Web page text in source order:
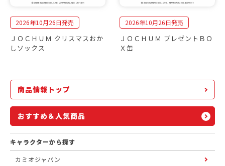
2026年10月26日発売
ＪＯＣＨＵＭ クリスマスおか
しソックス
2026年10月26日発売
ＪＯＣＨＵＭ プレゼントＢＯ
Ｘ缶
商品情報トップ
おすすめ＆人気商品
キャラクターから探す
カミオジャパン